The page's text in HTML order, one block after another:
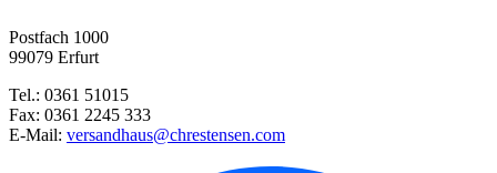
Einlegegurke Libelle, F1
Winterharter Warzenkaktus
Postfach 1000
99079 Erfurt
Tel.: 0361 51015
Fax: 0361 2245 333
E-Mail: versandhaus@chrestensen.com